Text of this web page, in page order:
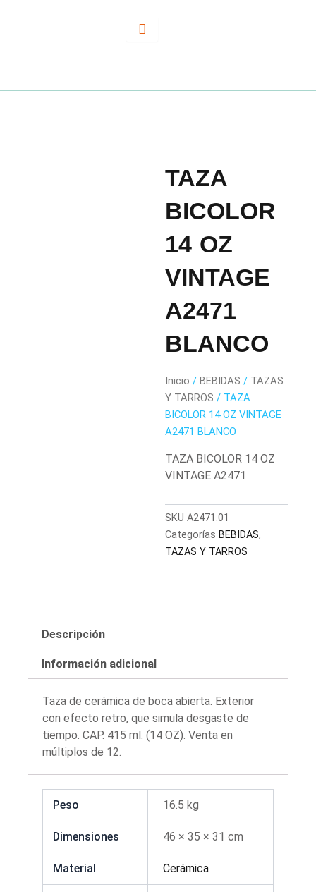
TAZA
BICOLOR
14 OZ
VINTAGE
A2471
BLANCO
Inicio / BEBIDAS / TAZAS
Y TARROS / TAZA
BICOLOR 14 OZ VINTAGE
A2471 BLANCO
TAZA BICOLOR 14 OZ
VINTAGE A2471
SKU A2471.01
Categorías BEBIDAS,
TAZAS Y TARROS
Descripción
Información adicional
Taza de cerámica de boca abierta. Exterior
con efecto retro, que simula desgaste de
tiempo. CAP. 415 ml. (14 OZ). Venta en
múltiplos de 12.
Peso 16.5 kg
Dimensiones 46 × 35 × 31 cm
Material Cerámica